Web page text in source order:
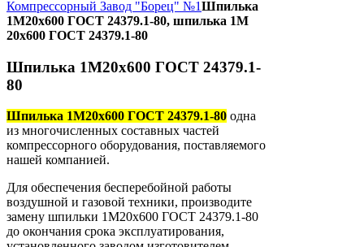
Компрессорный Завод "Борец" №1Шпилька
1М20х600 ГОСТ 24379.1-80, шпилька 1М
20х600 ГОСТ 24379.1-80
Шпилька 1М20х600 ГОСТ 24379.1-
80
Шпилька 1М20х600 ГОСТ 24379.1-80 одна
из многочисленных составных частей
компрессорного оборудования, поставляемого
нашей компанией.
Для обеспечения бесперебойной работы
воздушной и газовой техники, производите
замену шпильки 1М20х600 ГОСТ 24379.1-80
до окончания срока эксплуатирования,